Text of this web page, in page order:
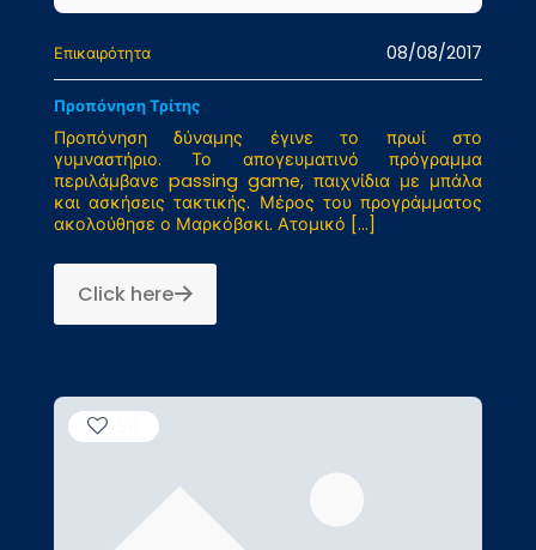
Επικαιρότητα 08/08/2017
Προπόνηση Τρίτης
Προπόνηση δύναμης έγινε το πρωί στο
γυμναστήριο. Το απογευματινό πρόγραμμα
περιλάμβανε passing game, παιχνίδια με μπάλα
και ασκήσεις τακτικής. Μέρος του προγράμματος
ακολούθησε ο Μαρκόβσκι. Ατομικό […]
Click here